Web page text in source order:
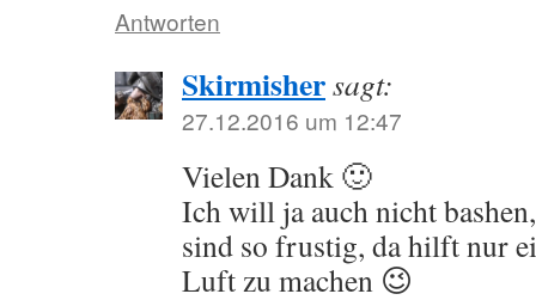
Antworten
Skirmishersagt:
27.12.2016 um 12:47
Vielen Dank 🙂
Ich will ja auch nicht
sind so frustig, da hilft nur
Luft zu machen 😉